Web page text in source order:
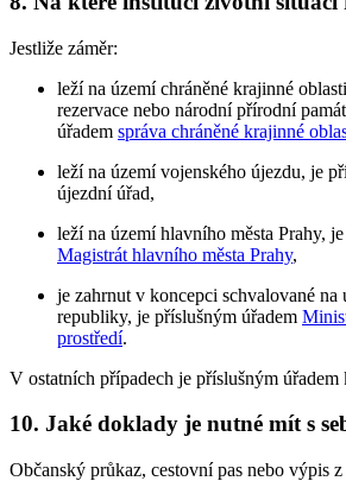
Jestliže záměr:
leží na území chráněné krajinné
rezervace nebo národní přírodní
úřadem správa chráněné krajinné
leží na území vojenského újezdu, je
újezdní úřad,
leží na území hlavního města Prahy,
Magistrát hlavního města Prahy,
je zahrnut v koncepci schvalované
republiky, je příslušným úřadem
prostředí.
V ostatních případech je příslušným úřadem
10. Jaké doklady je nutné mít s
Občanský průkaz, cestovní pas nebo výpis